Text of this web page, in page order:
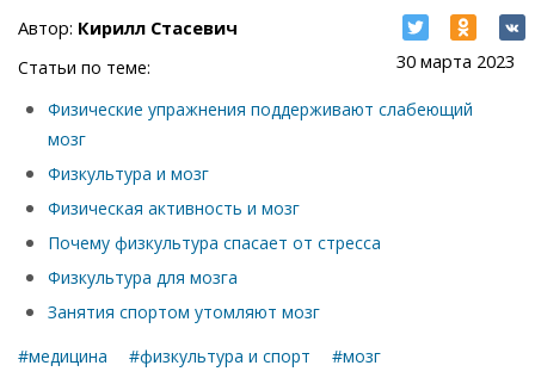
30 марта 2023
Автор: Кирилл Стасевич
Статьи по теме:
Физические упражнения поддерживают слабеющий
мозг
Физкультура и мозг
Физическая активность и мозг
Почему физкультура спасает от стресса
Физкультура для мозга
Занятия спортом утомляют мозг
#медицина
#физкультура и спорт #мозг